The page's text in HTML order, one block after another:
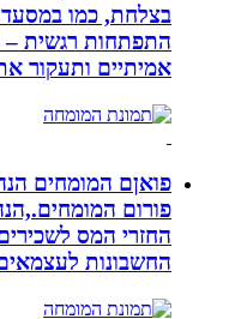
בצלחת, כמו במסעדה,
התפתחות רגשית –
אמיתיים ותעקור את
פואןם המומחים
פורום
החזרי המס
החשבונות לעצמאים.